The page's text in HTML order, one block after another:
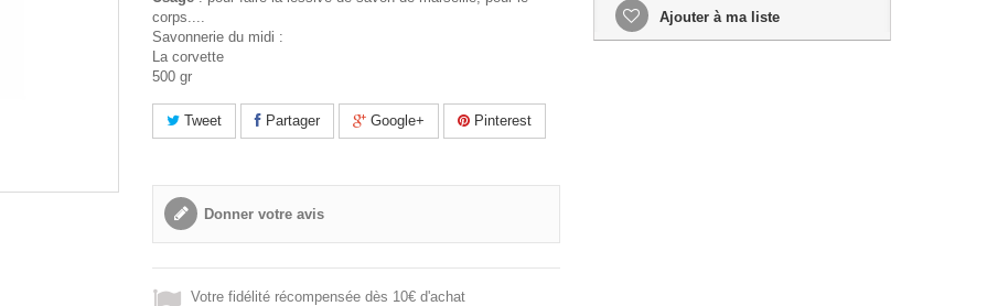
corps....
Savonnerie du midi :
La corvette
500 gr
Tweet Partager Google+ Pinterest
Donner votre avis
Votre fidélité récompensée dès 10€ d'achat
Ajouter à ma liste